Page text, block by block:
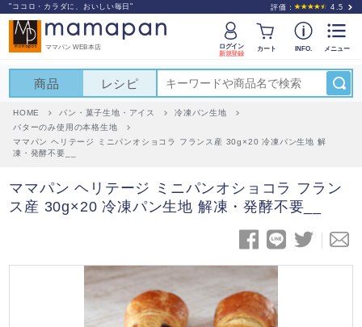
"ココロ・カラダに、おいしい毎日" 評価： 4.5
ママパン WEB本店
ログイン
新規登録
カート INFO. メニュー
商品 レシピ
HOME パン・菓子生地・アイス
冷凍パン生地
バターのみ使用の本格生地
ママパン ヘリテージ ミニパンオショコラ フランス産 30g×20 冷凍パン生地 解
凍・発酵不要__
ママパン ヘリテージ ミニパンオショコラ フラン
ス産 30g×20 冷凍パン生地 解凍・発酵不要__